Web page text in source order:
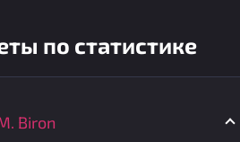
по статистике
Biron